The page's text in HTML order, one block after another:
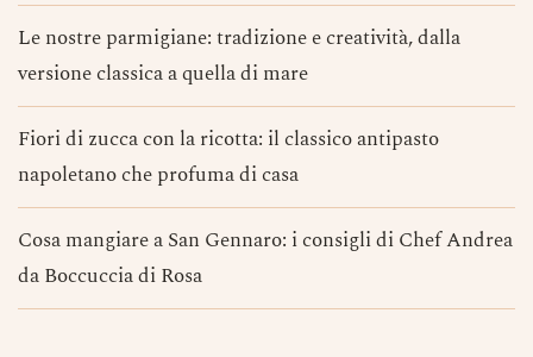
Le nostre parmigiane: tradizione e creatività, dalla
versione classica a quella di mare
Fiori di zucca con la ricotta: il classico antipasto
napoletano che profuma di casa
Cosa mangiare a San Gennaro: i consigli di Chef Andrea
da Boccuccia di Rosa